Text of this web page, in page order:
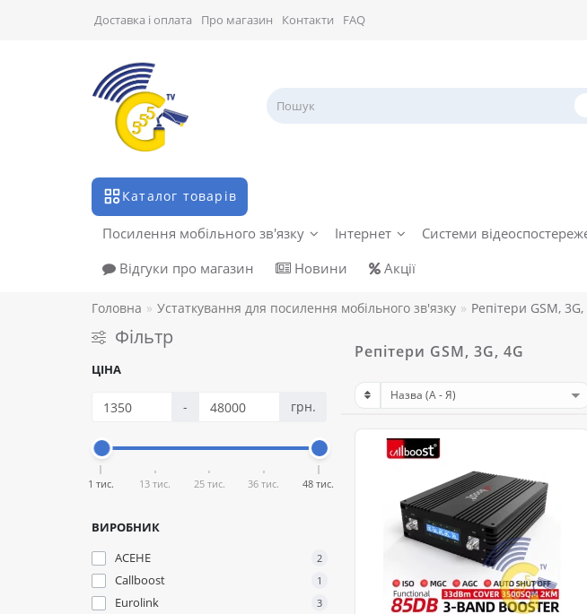
Доставка і оплата Про магазин Контакти FAQ
Каталог товарів
Посилення мобільного зв'язку Інтернет Системи
Відгуки про магазин
Новини Акції
Головна Устаткування для посилення мобільного зв'язку Репітери GSM, 3G,
Фільтр
ЦІНА
- грн.
1 тис. 13 тис. 25 тис. 36 тис. 48 тис.
ВИРОБНИК
ACEHE
2
Callboost 1
Eurolink 3
Репітери GSM, 3G, 4G